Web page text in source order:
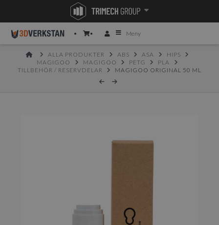
Meny
HOMEALLA PRODUKTER ABS ASA
HIPS
MAGIGOO
MAGIGOO PETG
PLA
TILLBEHÖR / RESERVDELAR
MAGIGOO ORIGINAL 50 ML